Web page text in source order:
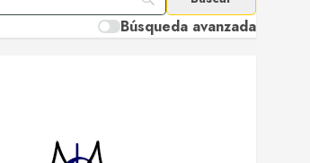
Búsqueda avanzada